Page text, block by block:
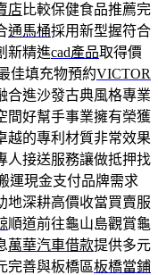
店比較保健食品推薦完
通馬桶採用新型握符合
新精進cad產品取得價
佳填充物預約VICTOR
合進沙發古典風格專業
間好幫手事業擁有榮獲
越的專利材質非常效果
人接送服務讓做抵押找
運現金支付品牌需求
地深耕高價收當買賣服
順道前往龜山島觀賞龜
萬華汽車借款提供多元
完善與板橋區板橋當鋪